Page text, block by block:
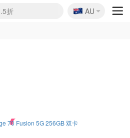
折
汇总
拍
折起
肤1折
折
$50
板价
6折
折浴露
票6折
香薰
2.3折
2折
起
折
折
仪9折
折
次日达
🇦🇺
AU